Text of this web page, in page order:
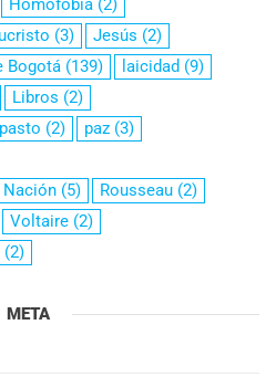
Homofobia (2)
(3) Jesús (2)
Bogotá (139) laicidad (9)
Libros (2)
pasto (2) paz (3)
Nación (5) Rousseau (2)
Voltaire (2)
(2)
META